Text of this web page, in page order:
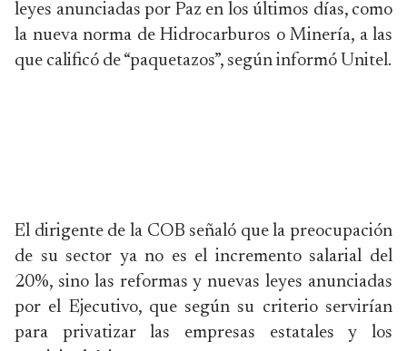
leyes anunciadas por Paz en los últimos días, como
la nueva norma de Hidrocarburos o Minería, a las
que calificó de “paquetazos”, según informó Unitel.
El dirigente de la COB señaló que la preocupación
de su sector ya no es el incremento salarial del
20%, sino las reformas y nuevas leyes anunciadas
por el Ejecutivo, que según su criterio servirían
para privatizar las empresas estatales y los